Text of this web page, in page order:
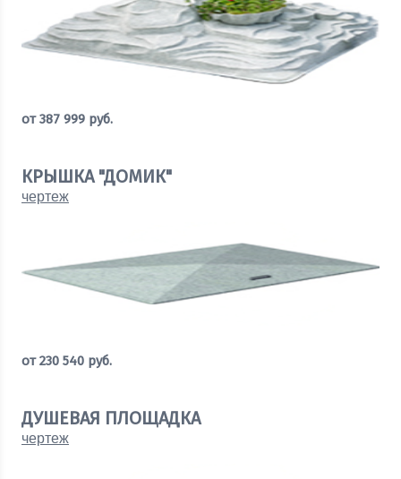
от387 999 руб.
КРЫШКА "ДОМИК"
чертеж
от230 540 руб.
ДУШЕВАЯ ПЛОЩАДКА
чертеж